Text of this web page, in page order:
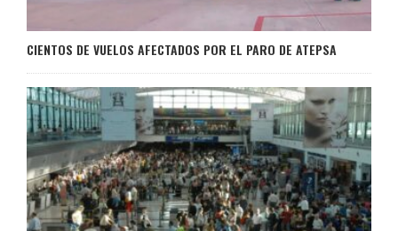
CIENTOS DE VUELOS AFECTADOS POR EL PARO DE ATEPSA